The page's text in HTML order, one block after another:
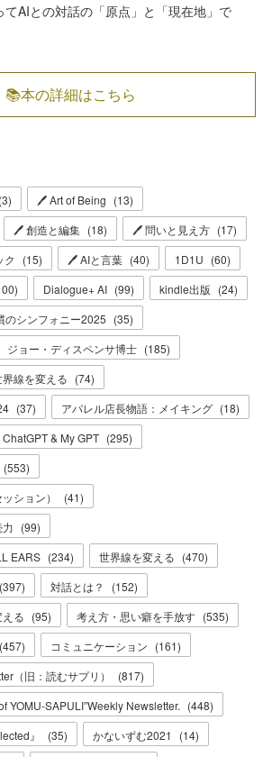
てAIとの対話の「原点」と「現在地」で
📚本の詳細はこちら
(3) 🖊 Art of Being (13)
🖊 創造と編集 (18) 🖊 問いと見え方 (17)
ク
(15) 🖊 AIと言葉 (40) 1D1U (60)
) Dialogue+ AI (99) kindle出版 (24)
のシンフォニー2025 (35)
ジョー・ディスペンサ博士 (185)
線を変える (74)
(37) アパレル店長物語：メイキング (18)
ChatGPT & My GPT (295)
(553)
ション）
(41)
(99)
EARS (234) 世界線を変える (470)
(397) 対話とは？ (152)
る (95) 考え方・思い癖を手放す (535)
(457) コミュニケーション (161)
（旧：読むサプリ）
(817)
YOMU-SAPULI”Weekly Newsletter. (448)
』
(35) かないずむ2021 (14)